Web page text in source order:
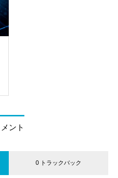
ント
0 トラックバック